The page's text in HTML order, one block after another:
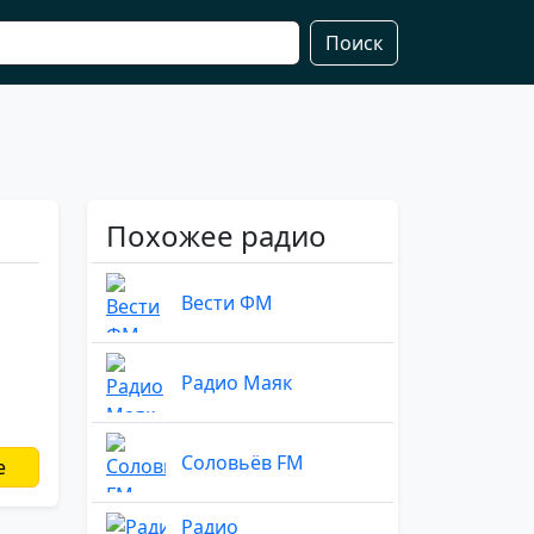
Поиск
Похожее радио
Вести ФМ
Радио Маяк
Соловьёв FM
Радио